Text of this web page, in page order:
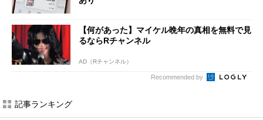
【何があった】マイケル晩年の真相を無料で見
るならRチャンネル
AD（Rチャンネル）
Recommended by
記事ランキング